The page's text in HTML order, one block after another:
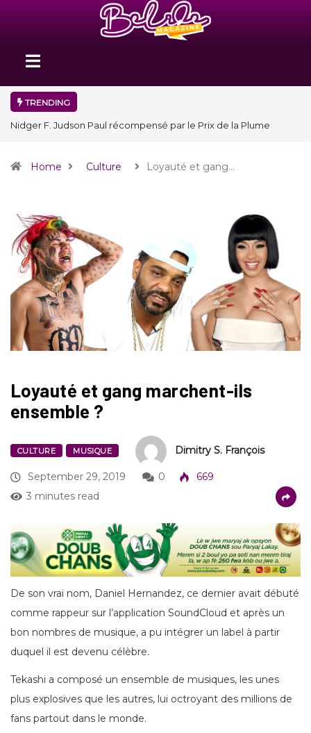
TRENDING
Nidger F. Judson Paul récompensé par le Prix de la Plume
Home Culture Loyauté et gang…
Loyauté et gang marchent-ils
ensemble ?
CULTURE MUSIQUE Dimitry S. François
September 29, 2019 0
669
3 minutes read
De son vrai nom, Daniel Hernandez, ce dernier avait débuté
comme rappeur sur l’application SoundCloud et après un
bon nombres de musique, a pu intégrer un label à partir
duquel il est devenu célèbre.
Tekashi a composé un ensemble de musiques, les unes
plus explosives que les autres, lui octroyant des millions de
fans partout dans le monde.